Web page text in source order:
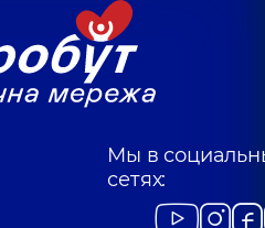
Мы в
сетях: